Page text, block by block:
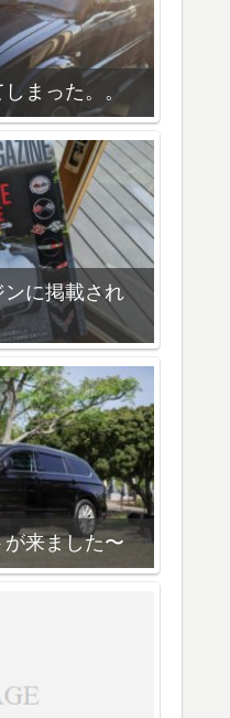
まった。。
に掲載され
来ました〜